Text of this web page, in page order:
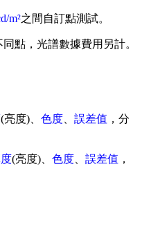
m²之間自訂點測試。
點，光譜數據費用另計。
(亮度)、 色度 誤差值 ，分
(亮度)、 色度 誤差值 ，